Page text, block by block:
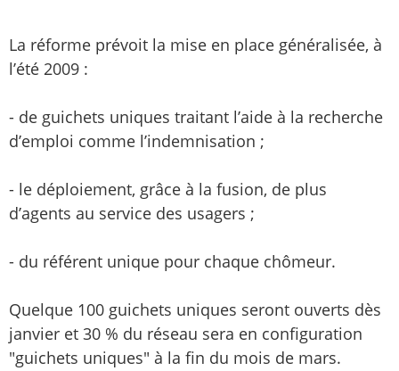
La réforme prévoit la mise en place généralisée, à
l’été 2009 :
- de guichets uniques traitant l’aide à la recherche
d’emploi comme l’indemnisation ;
- le déploiement, grâce à la fusion, de plus
d’agents au service des usagers ;
- du référent unique pour chaque chômeur.
Quelque 100 guichets uniques seront ouverts dès
janvier et 30 % du réseau sera en configuration
"guichets uniques" à la fin du mois de mars.